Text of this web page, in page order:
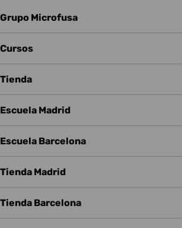
Grupo Microfusa
Cursos
Tienda
Escuela Madrid
Escuela Barcelona
Tienda Madrid
Tienda Barcelona